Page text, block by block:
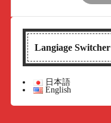
Langiage Switcher
日本語
English